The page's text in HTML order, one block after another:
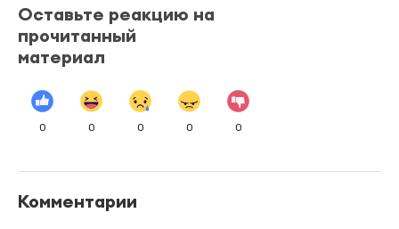
Оставьте реакцию на
прочитанный
материал
0 0 0 0 0
Комментарии